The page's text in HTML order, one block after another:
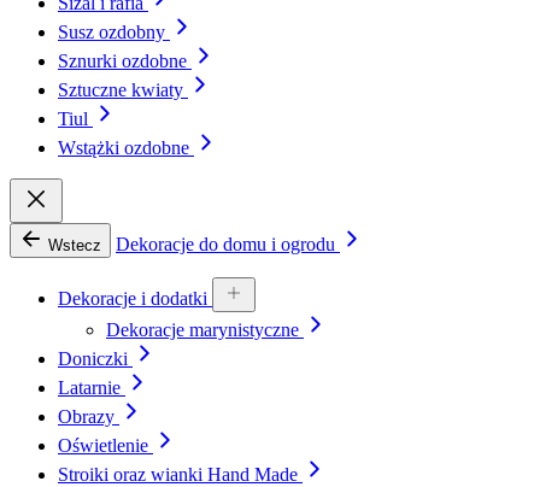
Susz ozdobny
Sznurki ozdobne
Sztuczne kwiaty
Tiul
Wstążki ozdobne
Wstecz Dekoracje do domu i ogrodu
Dekoracje i dodatki
Dekoracje marynistyczne
Doniczki
Latarnie
Obrazy
Oświetlenie
Stroiki oraz wianki Hand Made